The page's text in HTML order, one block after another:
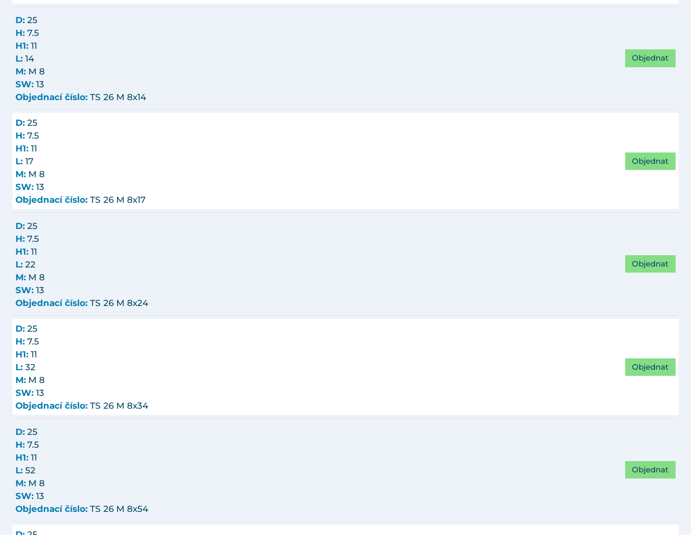
D: 25
H: 7.5
H1: 11
L: 14
M: M 8
SW: 13
Objednací číslo: TS 26 M 8x14
Objednat
D: 25
H: 7.5
H1: 11
L: 17
M: M 8
SW: 13
Objednací číslo: TS 26 M 8x17
Objednat
D: 25
H: 7.5
H1: 11
L: 22
M: M 8
SW: 13
Objednací číslo: TS 26 M 8x24
Objednat
D: 25
H: 7.5
H1: 11
L: 32
M: M 8
SW: 13
Objednací číslo: TS 26 M 8x34
Objednat
D: 25
H: 7.5
H1: 11
L: 52
M: M 8
SW: 13
Objednací číslo: TS 26 M 8x54
Objednat